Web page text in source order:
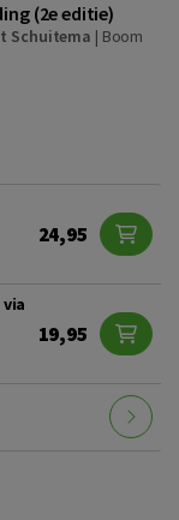
(2e editie)
Schuitema | Boom
24,95
19,95